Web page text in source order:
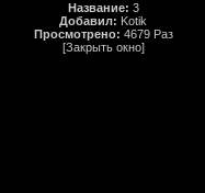
Название: 3
Добавил: Kotik
Просмотрено: 4679 Раз
[Закрыть окно]